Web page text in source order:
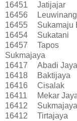
16451
Jatijajar
16456
16455
Sukamaju
16454
Sukatani
16457
Tapos
Sukmajaya
16417
Abadi
16418
Baktijaya
16416
Cisalak
16411
Mekar
16412
Sukmajaya
16412
Tirtajaya